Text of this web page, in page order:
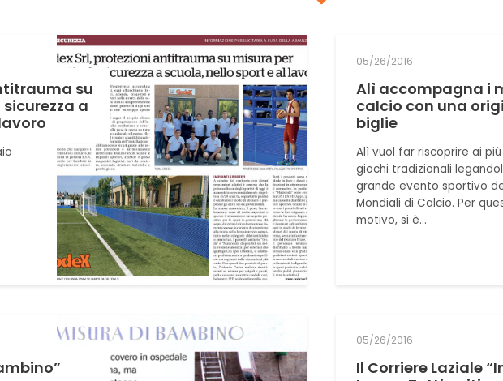
su
a
05/26/2016
Alì accompagna i
calcio con una
biglie
Alì vuol far riscoprire ai
giochi tradizionali
grande evento sportivo
Mondiali di Calcio. Per
motivo, si è…
05/26/2016
Il Corriere Laziale